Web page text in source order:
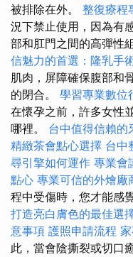
被排除在外。 整復療程
況下禁止使用，因為有
部和肛門之間的高彈性
信魅力的首選：隆乳手
肌肉，屏障確保腹部和
的閉合。 學習專業數位
在懷孕之前，許多女性
哪裡。 台中值得信賴的
精緻茶會點心選擇 台中
尋引擎如何運作 專業會
點心 專業可信的外燴廠
程中受傷時，您才能感
打造亮白膚色的最佳選
意事項 護照申請流程
此，當會陰撕裂或切口